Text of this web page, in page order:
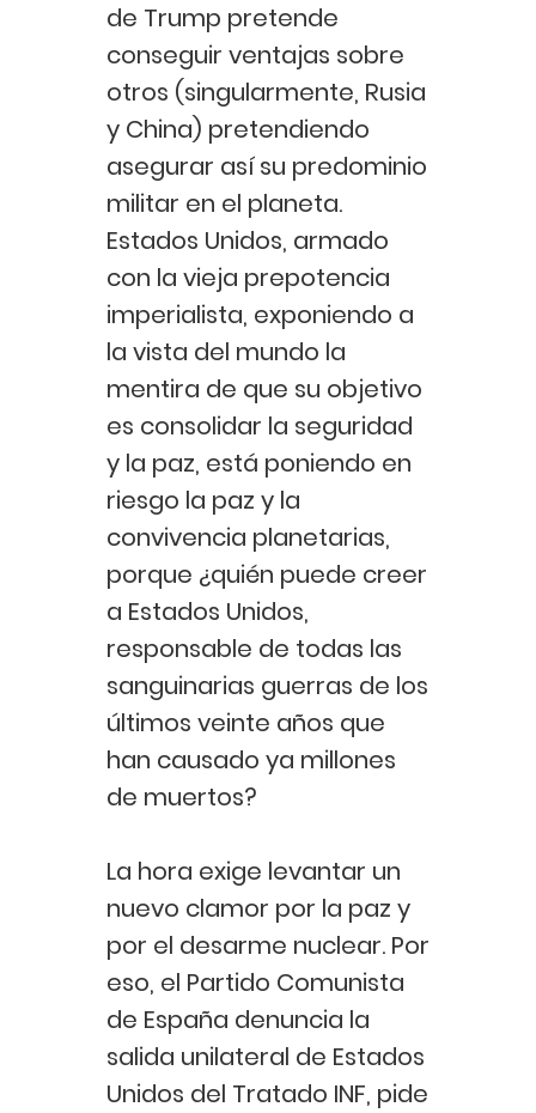
de Trump pretende
conseguir ventajas sobre
otros (singularmente, Rusia
y China) pretendiendo
asegurar así su predominio
militar en el planeta.
Estados Unidos, armado
con la vieja prepotencia
imperialista, exponiendo a
la vista del mundo la
mentira de que su objetivo
es consolidar la seguridad
y la paz, está poniendo en
riesgo la paz y la
convivencia planetarias,
porque ¿quién puede creer
a Estados Unidos,
responsable de todas las
sanguinarias guerras de los
últimos veinte años que
han causado ya millones
de muertos?
La hora exige levantar un
nuevo clamor por la paz y
por el desarme nuclear. Por
eso, el Partido Comunista
de España denuncia la
salida unilateral de Estados
Unidos del Tratado INF, pide